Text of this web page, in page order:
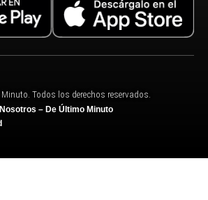
Todos los derechos reservados.
– De Último Minuto